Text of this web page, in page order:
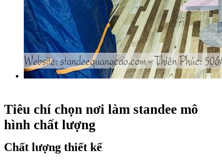
Tiêu chí chọn nơi làm standee mô
hình chất lượng
Chất lượng thiết kế